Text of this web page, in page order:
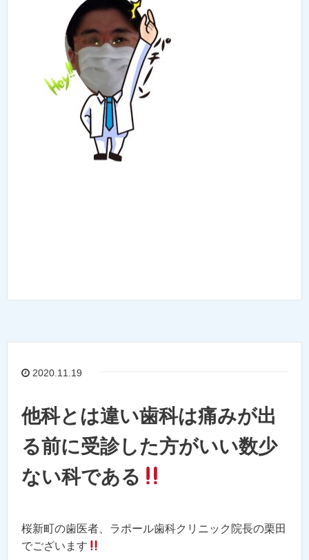
2020.11.19
他科とは違い歯科は痛みが出
る前に受診した方がいい数少
ない科である
桜新町の歯医者、ラポール歯科クリニック院長の栗田
でございます